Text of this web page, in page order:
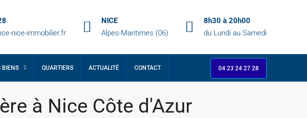
nice-immobilier.fr
NICE
Alpes-Maritimes (06)
8h30 à 20h00
du Lundi au Samedi
BIENS QUARTIERS ACTUALITÉ CONTACT 04 23 24 27 28
à Nice Côte d'Azur